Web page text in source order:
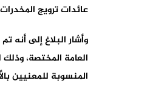
عائدات ترويج
وأشار البلاغ إلى أنه
العامة المختصة، وذلك
المنسوبة للمعنيين